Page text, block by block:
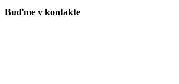
Buďme v kontakte